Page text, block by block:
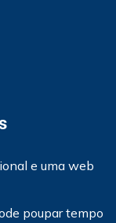
e uma web
poupar tempo